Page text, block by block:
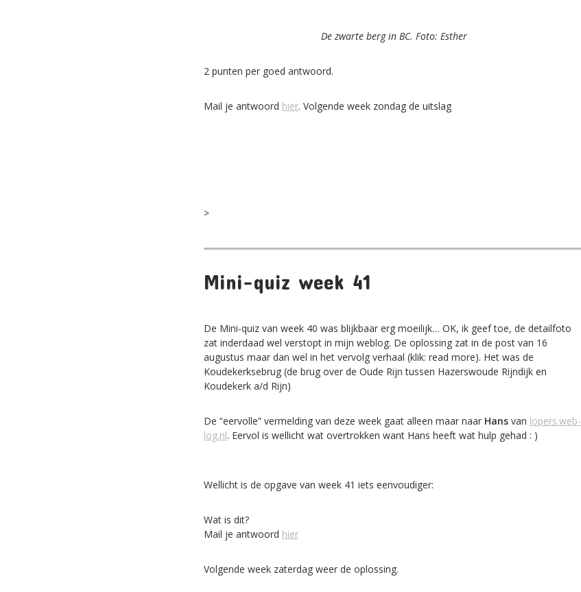
De zwarte berg in BC. Foto: Esther
2 punten per goed antwoord.
Mail je antwoord hier. Volgende week zondag de uitslag
>
Mini-quiz week 41
De Mini-quiz van week 40 was blijkbaar erg moeilijk… OK, ik geef toe, de detailfoto
zat inderdaad wel verstopt in mijn weblog. De oplossing zat in de post van 16
augustus maar dan wel in het vervolg verhaal (klik: read more). Het was de
Koudekerksebrug (de brug over de Oude Rijn tussen Hazerswoude Rijndijk en
Koudekerk a/d Rijn)
De “eervolle” vermelding van deze week gaat alleen maar naar Hans van lopers.web-
log.nl. Eervol is wellicht wat overtrokken want Hans heeft wat hulp gehad : )
Wellicht is de opgave van week 41 iets eenvoudiger:
Wat is dit?
Mail je antwoord hier
Volgende week zaterdag weer de oplossing.